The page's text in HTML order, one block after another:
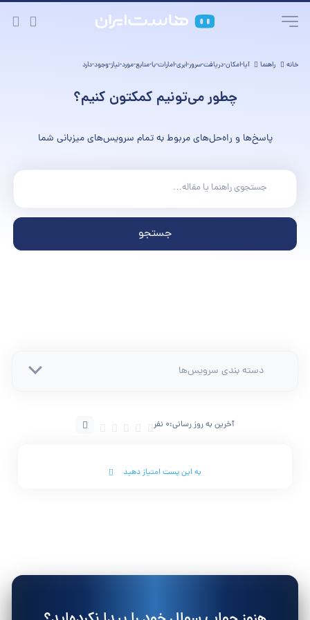
خانه راهنما آیا-امکان-دریافت-سرور-ابری-امارات-با-منابع-مورد-نیاز-وجود-دارد
چطور می‌تونیم کمکتون کنیم؟
پاسخ‌ها و راه‌حل‌های مربوط به تمام سرویس‌های میزبانی شما
جستجو
دسته بندی سرویس‌ها
آخرین به روز رسانی:0 نفر
به این پست امتیاز دهید